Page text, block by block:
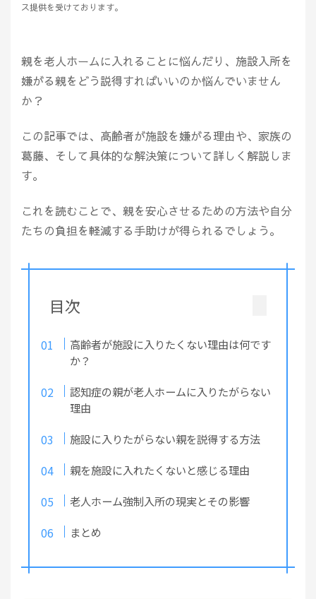
ス提供を受けております。
親を老人ホームに入れることに悩んだり、施設入所を
嫌がる親をどう説得すればいいのか悩んでいません
か？
この記事では、高齢者が施設を嫌がる理由や、家族の
葛藤、そして具体的な解決策について詳しく解説しま
す。
これを読むことで、親を安心させるための方法や自分
たちの負担を軽減する手助けが得られるでしょう。
目次
高齢者が施設に入りたくない理由は何です
か？
認知症の親が老人ホームに入りたがらない
理由
施設に入りたがらない親を説得する方法
親を施設に入れたくないと感じる理由
老人ホーム強制入所の現実とその影響
まとめ